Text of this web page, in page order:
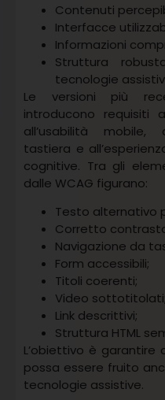
Contenuti
Interfacce
Informazioni
Struttura
tecnologie
Le versioni più
introducono requisiti
all’usabilità
tastiera e
cognitive. Tra gli
dalle WCAG figurano:
Testo alternativo
Corretto
Navigazione da
Form accessibili;
Titoli coerenti;
Video sottotitolati;
Link descrittivi;
Struttura HTML
L’obiettivo è
possa essere fruito
tecnologie assistive.